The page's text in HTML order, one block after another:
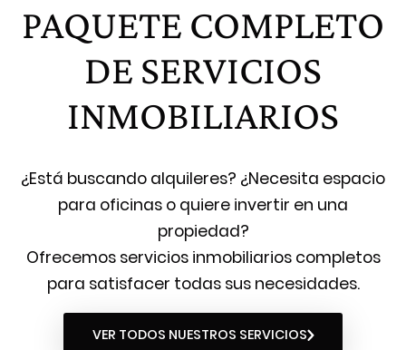
PAQUETE COMPLETO
DE SERVICIOS
INMOBILIARIOS
¿Está buscando alquileres? ¿Necesita espacio
para oficinas o quiere invertir en una
propiedad?
Ofrecemos servicios inmobiliarios completos
para satisfacer todas sus necesidades.
VER TODOS NUESTROS SERVICIOS